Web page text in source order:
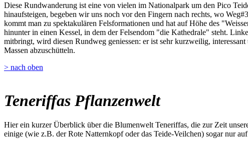
Diese Rundwanderung ist eine von vielen im Nationalpark um den Pico
hinaufsteigen, begeben wir uns noch vor den Fingern nach rechts, wo
kommt man zu spektakulären Felsformationen und hat auf Höhe des
hinunter in einen Kessel, in dem der Felsendom "die Kathedrale" steht.
mitbringt, wird diesen Rundweg geniessen: er ist sehr kurzweilig,
Massen abzuschütteln.
> nach oben
Teneriffas Pflanzenwelt
Hier ein kurzer Überblick über die Blumenwelt Teneriffas, die zur Zeit
einige (wie z.B. der Rote Natternkopf oder das Teide-Veilchen) sogar nur